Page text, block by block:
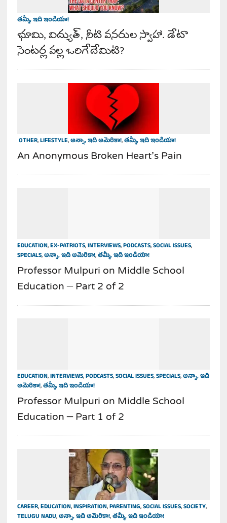
తమ్మీ, ఇది ఇండియా!
భూమి, విద్యుత్, నీటి వనరుల స్వాహా. డేటా
సెంటర్ల వల్ల ఒరిగేదేమిటి?
OTHER,LIFESTYLE,అన్నా, ఇది అమెరికా!,తమ్మీ, ఇది ఇండియా!
An Anonymous Broken Heart’s Pain
EDUCATION,EX-PATRIOTS,INTERVIEWS,PODCASTS,SOCIAL ISSUES,
SPECIALS,అన్నా, ఇది అమెరికా!,తమ్మీ, ఇది ఇండియా!
Professor Mulpuri on Middle School
Education – Part 2 of 2
EDUCATION,INTERVIEWS,PODCASTS,SOCIAL ISSUES,SPECIALS,అన్నా, ఇది
అమెరికా!,తమ్మీ, ఇది ఇండియా!
Professor Mulpuri on Middle School
Education – Part 1 of 2
CAREER,EDUCATION,INSPIRATION,PARENTING,SOCIAL ISSUES,SOCIETY,
TELUGU NADU,అన్నా, ఇది అమెరికా!,తమ్మీ, ఇది ఇండియా!